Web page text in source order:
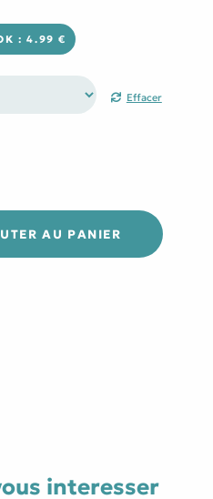
a passé toute son enfance en
il fera sa carrière à la
l’hindouisme.
: 4.99 €
Effacer
AU PANIER
interesser